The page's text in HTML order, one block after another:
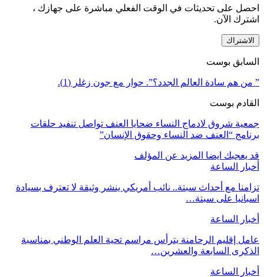
احصل على تحديثات في الوقت الفعلي مباشرة على جهازك ،
اشترك الآن.
الاشتراك
السابق بوست
” من هم سادة العالم الجدد؟”. حوار مع جون زغلر (1).
القادم بوست
جمعية شروق لادماج النساء ضحايا العنف تواصل تنفيد حلقات
برنامج “العنف ضد النساء وحقوق الإنسان”
قد يعجبك ايضا المزيد عن المؤلف
أخبار الساعة
تزامنا مع أحداث سبتة.. نائب أمريكي ينشر وثيقة لا تعترف بسيادة
اسبانيا على سبتة…
أخبار الساعة
عامل إقليم الرحامنة يترأس مراسم تحية العلم الوطني بمناسبة
الذكرى السابعة والعشرين…
أخبار الساعة